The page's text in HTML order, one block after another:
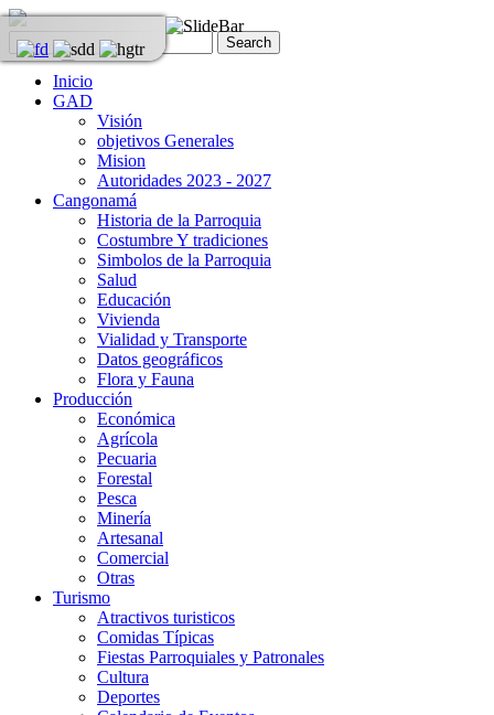
Inicio
GAD
Visión
objetivos Generales
Mision
Autoridades 2023 - 2027
Cangonamá
Historia de la Parroquia
Costumbre Y tradiciones
Simbolos de la Parroquia
Salud
Educación
Vivienda
Vialidad y Transporte
Datos geográficos
Flora y Fauna
Producción
Económica
Agrícola
Pecuaria
Forestal
Pesca
Minería
Artesanal
Comercial
Otras
Turismo
Atractivos turisticos
Comidas Típicas
Fiestas Parroquiales y Patronales
Cultura
Deportes